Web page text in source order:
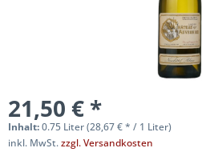
21,50 € *
Inhalt:0.75 Liter (28,67 € * / 1 Liter)
inkl. MwSt.zzgl. Versandkosten